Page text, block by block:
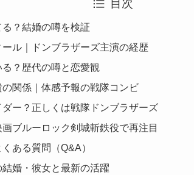
目次
？結婚の噂を検証
ル｜ドンブラザーズ主演の経歴
？歴代の噂と恋愛観
関係｜体感予報の戦隊コンビ
ー？正しくは戦隊ドンブラザーズ
ブルーロック剣城斬鉄役で再注目
ある質問（Q&A）
婚・彼女と最新の活躍